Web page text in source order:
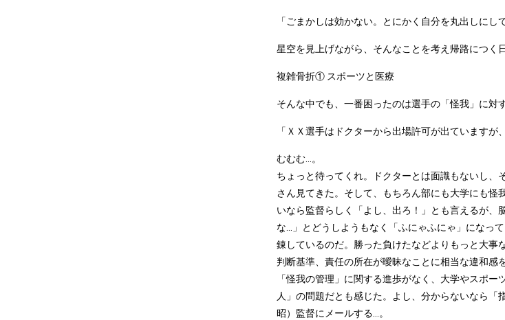
「ごまかしは効かない。とにかく自分を丸出しにし
星空を見上げながら、そんなことを考え帰路につく
複雑骨折① スポーツと医療
そんな中でも、一番困ったのは選手の「怪我」に対
「ＸＸ選手はドクターから出場許可が出ていますが
むむむ...。
ちょっと待ってくれ。ドクターとは面識もないし、
さん見てきた。そして、もちろん部にも大学にも怪
いなら監督らしく「よし、出ろ！」とも言えるが
な...」とどうしようもなく「ふにゃふにゃ」になっ
錬しているのだ。勝った負けたなどよりもっと大事
判断基準、責任の所在が曖昧なことに相当な違和感
「怪我の管理」に関する進歩がなく、大学やスポ
人」の問題だとも感じた。よし、分からないなら
昭）監督にメールする...。